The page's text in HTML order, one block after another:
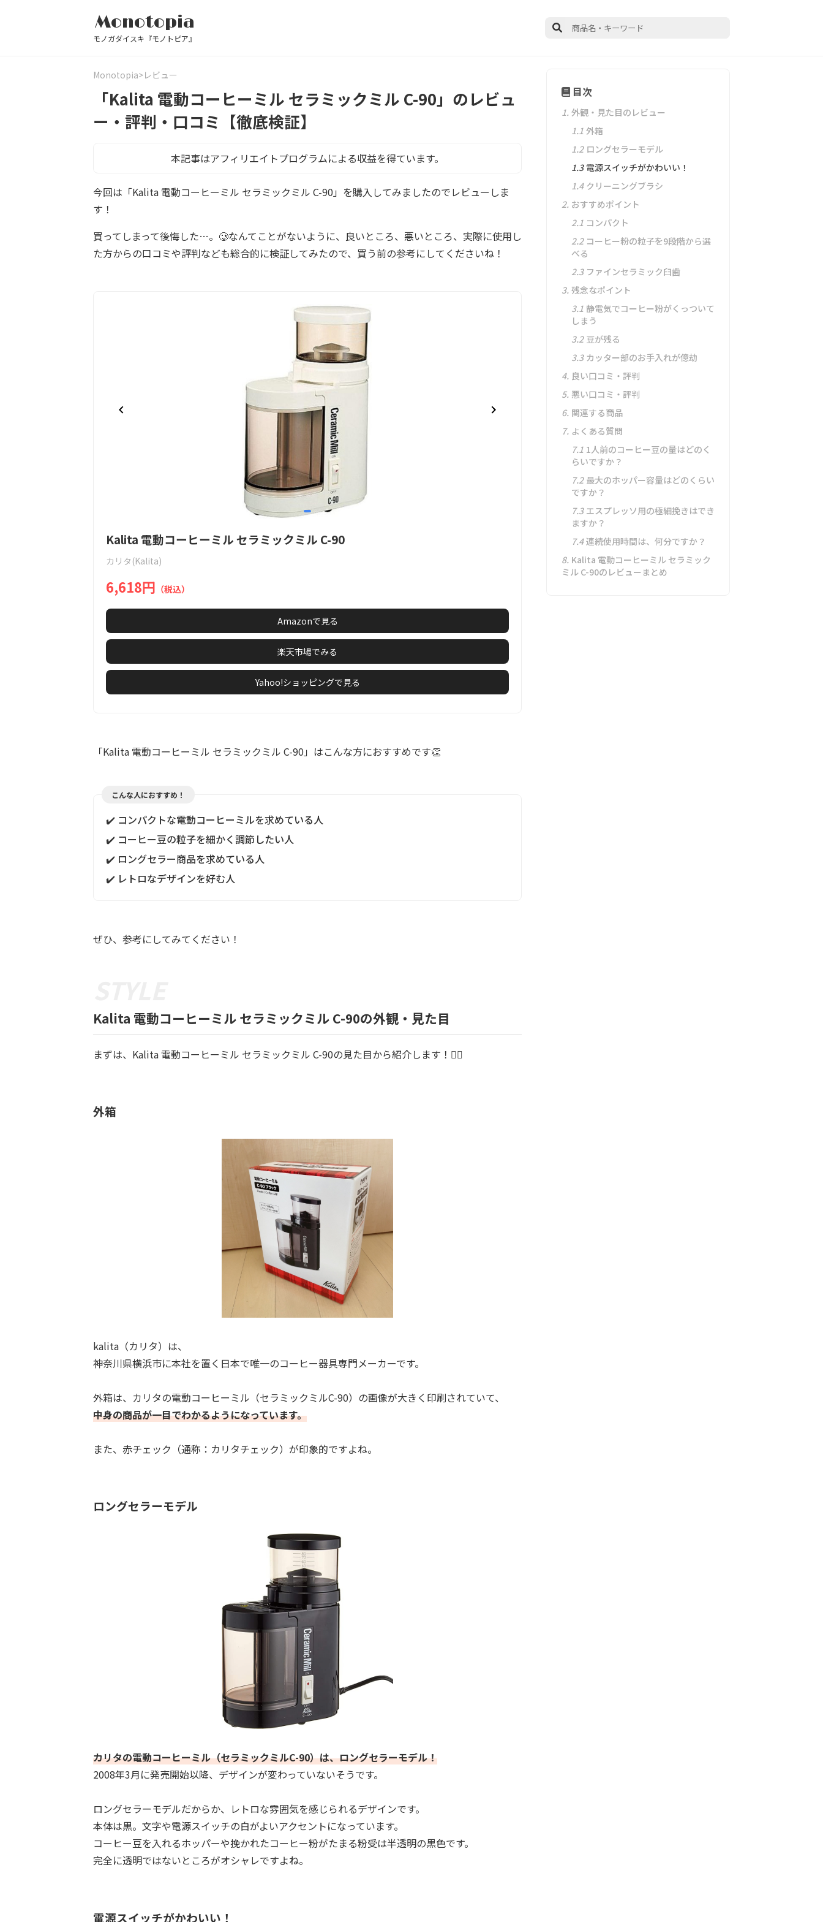
Monotopia
モノガダイスキ『モノトピア』
Monotopia レビュー
「Kalita 電動コーヒーミル セラミックミル C-90」のレビュ
ー・評判・口コミ【徹底検証】
本記事はアフィリエイトプログラムによる収益を得ています。
今回は「Kalita 電動コーヒーミル セラミックミル C-90」を購入してみましたのでレビューしま
す！
買ってしまって後悔した…。🥲なんてことがないように、良いところ、悪いところ、実際に使用し
た方からの口コミや評判なども総合的に検証してみたので、買う前の参考にしてくださいね！
item
1
of
1
Kalita 電動コーヒーミル セラミックミル C-90
カリタ(Kalita)
6,618円 （税込）
Amazonで見る
楽天市場でみる
Yahoo!ショッピングで見る
「Kalita 電動コーヒーミル セラミックミル C-90」はこんな方におすすめです👏
こんな人におすすめ！
✔️ コンパクトな電動コーヒーミルを求めている人
✔️ コーヒー豆の粒子を細かく調節したい人
✔️ ロングセラー商品を求めている人
✔️ レトロなデザインを好む人
ぜひ、参考にしてみてください！
Kalita 電動コーヒーミル セラミックミル C-90の外観・見た目
まずは、Kalita 電動コーヒーミル セラミックミル C-90の見た目から紹介します！💁‍♀️
外箱
kalita（カリタ）は、
神奈川県横浜市に本社を置く日本で唯一のコーヒー器具専門メーカーです。
外箱は、カリタの電動コーヒーミル（セラミックミルC-90）の画像が大きく印刷されていて、
中身の商品が一目でわかるようになっています。
また、赤チェック（通称：カリタチェック）が印象的ですよね。
ロングセラーモデル
カリタの電動コーヒーミル（セラミックミルC-90）は、ロングセラーモデル！
2008年3月に発売開始以降、デザインが変わっていないそうです。
ロングセラーモデルだからか、レトロな雰囲気を感じられるデザインです。
本体は黒。文字や電源スイッチの白がよいアクセントになっています。
コーヒー豆を入れるホッパーや挽かれたコーヒー粉がたまる粉受は半透明の黒色です。
完全に透明ではないところがオシャレですよね。
電源スイッチがかわいい！
目次
1. 外観・見た目のレビュー
1.1 外箱
1.2 ロングセラーモデル
1.3 電源スイッチがかわいい！
1.4 クリーニングブラシ
2. おすすめポイント
2.1 コンパクト
2.2 コーヒー粉の粒子を9段階から選
べる
2.3 ファインセラミック臼歯
3. 残念なポイント
3.1 静電気でコーヒー粉がくっついて
しまう
3.2 豆が残る
3.3 カッター部のお手入れが億劫
4. 良い口コミ・評判
5. 悪い口コミ・評判
6. 関連する商品
7. よくある質問
7.1 1人前のコーヒー豆の量はどのく
らいですか？
7.2 最大のホッパー容量はどのくらい
ですか？
7.3 エスプレッソ用の極細挽きはでき
ますか？
7.4 連続使用時間は、何分ですか？
8. Kalita 電動コーヒーミル セラミック
ミル C-90のレビューまとめ